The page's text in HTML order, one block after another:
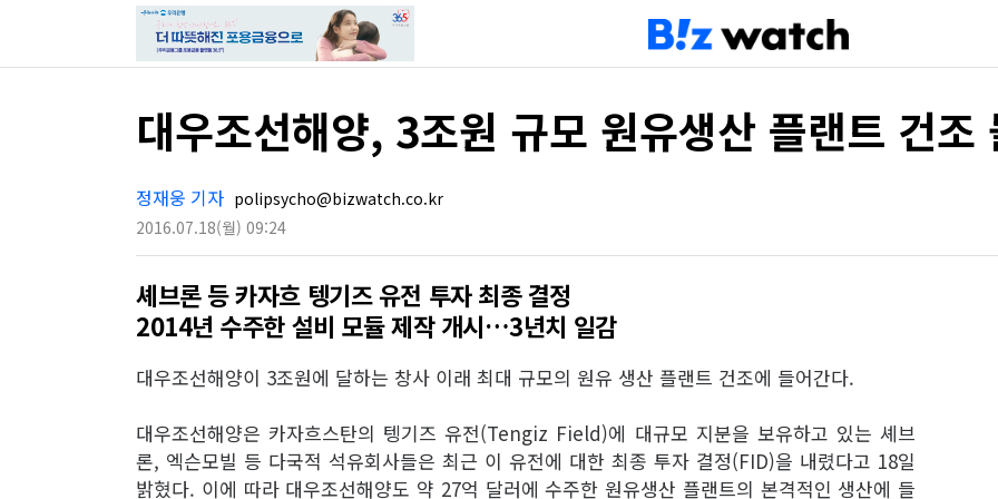
대우조선해양, 3조원 규모 원유생산 플랜트 건조
정재웅 기자 polipsycho@bizwatch.co.kr
2016.07.18(월) 09:24
셰브론 등 카자흐 텡기즈 유전 투자 최종 결정
2014년 수주한 설비 모듈 제작 개시…3년치 일감
대우조선해양이 3조원에 달하는 창사 이래 최대 규모의 원유 생산 플랜트 건조에 들어간다.
대우조선해양은 카자흐스탄의 텡기즈 유전(Tengiz Field)에 대규모 지분을 보유하고 있는 셰브
론, 엑슨모빌 등 다국적 석유회사들은 최근 이 유전에 대한 최종 투자 결정(FID)을 내렸다고 18일
밝혔다. 이에 따라 대우조선해양도 약 27억 달러에 수주한 원유생산 플랜트의 본격적인 생산에 들